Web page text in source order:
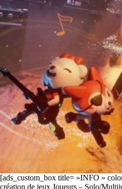
[ads_custom_box title= »INFO »
création de jeux Joueurs – Solo/